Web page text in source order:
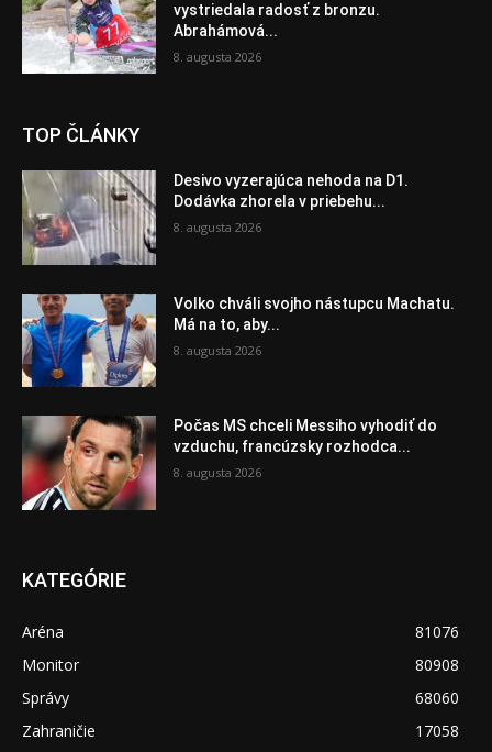
vystriedala radosť z bronzu.
Abrahámová...
8. augusta 2026
TOP ČLÁNKY
Desivo vyzerajúca nehoda na D1.
Dodávka zhorela v priebehu...
8. augusta 2026
Volko chváli svojho nástupcu Machatu.
Má na to, aby...
8. augusta 2026
Počas MS chceli Messiho vyhodiť do
vzduchu, francúzsky rozhodca...
8. augusta 2026
KATEGÓRIE
Aréna
81076
Monitor
80908
Správy
68060
Zahraničie
17058